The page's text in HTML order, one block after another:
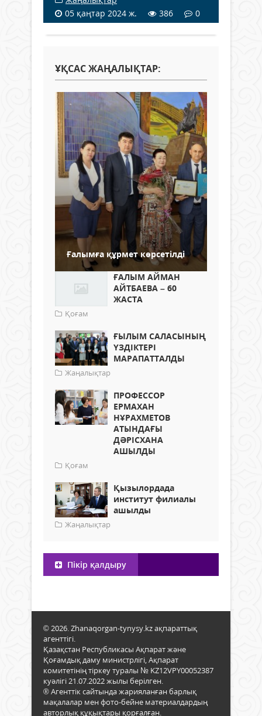
05 қаңтар 2024 ж.
386 0
ҰҚСАС ЖАҢАЛЫҚТАР:
Ғалымға құрмет көрсетілді
ҒАЛЫМ АЙМАН
АЙТБАЕВА – 60
ЖАСТА
Қоғам
ҒЫЛЫМ САЛАСЫНЫҢ
ҮЗДІКТЕРІ
МАРАПАТТАЛДЫ
Жаңалықтар
ПРОФЕССОР
ЕРМАХАН
НҰРАХМЕТОВ
АТЫНДАҒЫ
ДӘРІСХАНА
АШЫЛДЫ
Қоғам
Қызылордада
институт филиалы
ашылды
Жаңалықтар
Пікір қалдыру
© 2026. Zhanaqorgan-tynysy.kz ақпараттық
агенттігі.
Қазақстан Республикасы Ақпарат және
Қоғамдық даму министрлігі, Ақпарат
комитетінің тіркеу туралы № KZ12VPY00052387
куәлігі 21.07.2022 жылы берілген.
® Агенттік сайтында жарияланған барлық
мақалалар мен фото-бейне материалдардың
авторлық құқықтары қорғалған.